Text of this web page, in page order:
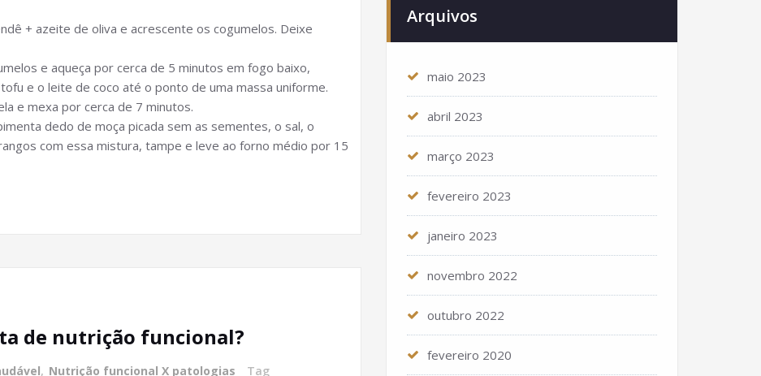
+ azeite de oliva e acrescente os cogumelos. Deixe
e aqueça por cerca de 5 minutos em fogo baixo,
e o leite de coco até o ponto de uma massa uniforme.
e mexa por cerca de 7 minutos.
dedo de moça picada sem as sementes, o sal, o
com essa mistura, tampe e leve ao forno médio por 15
de nutrição funcional?
, Nutrição funcional X patologias
Tag
Arquivos
maio 2023
abril 2023
março 2023
fevereiro 2023
janeiro 2023
novembro 2022
outubro 2022
fevereiro 2020